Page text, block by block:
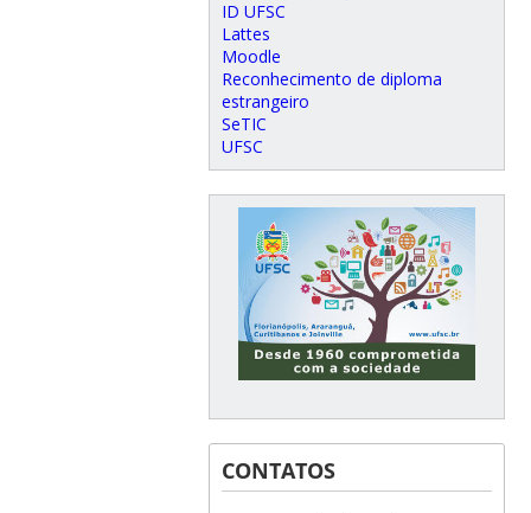
ID UFSC
Lattes
Moodle
Reconhecimento de diploma
estrangeiro
SeTIC
UFSC
CONTATOS